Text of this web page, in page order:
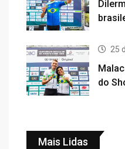
25
do
Mais Lidas